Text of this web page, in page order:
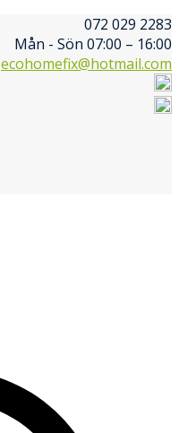
072 029 2283
Mån - Sön 07:00 – 16:00
ecohomefix@hotmail.com